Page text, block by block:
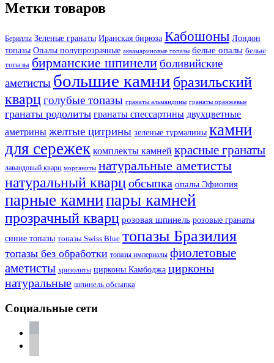
Метки товаров
Бериллы Зеленые гранаты Иранская бирюза Кабошоны Лондон
топазы Опалы полупрозрачные аквамариновые топазы белые опалы белые
топазы бирманские шпинелиболивийские
аметисты большие камни бразильский
кварцголубые топазы гранаты альмандины гранаты оранжевые
гранаты родолиты гранаты спессартины двухцветные
аметрины желтые цитрины зеленые турмалины камни
для сережек комплекты камней красные гранаты
лавандовый кварц морганиты натуральные аметисты
натуральный кварцобсыпка опалы Эфиопия
парные камнипары камней
прозрачный кварц розовая шпинель розовые гранаты
синие топазы топазы Swiss Blue топазы Бразилия
топазы без обработки топазы империалы фиолетовые
аметисты хризолиты цирконы Камбоджа цирконы
натуральные шпинель обсыпка
Социальные сети